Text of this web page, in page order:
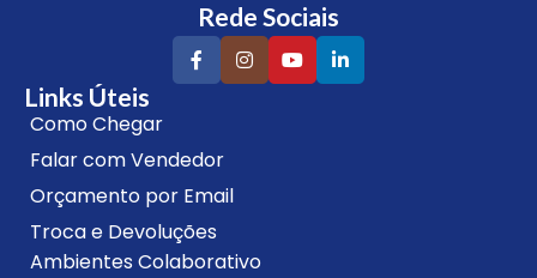
Rede Sociais
Links Úteis
Como Chegar
Falar com Vendedor
Orçamento por Email
Troca e Devoluções
Ambientes Colaborativo